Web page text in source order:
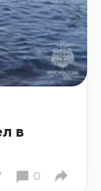
в
0